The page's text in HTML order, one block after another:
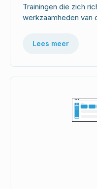
Trainingen die zich
werkzaamheden van
Lees meer